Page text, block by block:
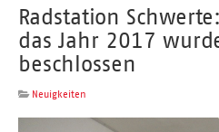
Radstation
das Jahr 2017
beschlossen
Neuigkeiten